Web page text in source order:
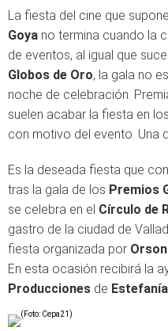
La fiesta del cine que
Goya no termina cuando la
de eventos, al igual que
Globos de Oro, la gala no
noche de celebración.
suelen acabar la fiesta en los
con motivo del evento. Una
Es la deseada fiesta que
tras la gala de los Premios
se celebra en el Círculo de
gastro de la ciudad de
fiesta organizada por
En esta ocasión recibirá la
Producciones de